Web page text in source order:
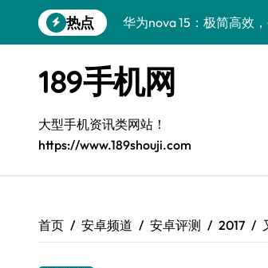
到
热点
华为nova 15：极简高效
iPhone 17e导购指南：简
华为nova15 Ultra：极简
真我GT8 Pro：极简首选
三星W26：极简设计，
极简之选：三星S26，高
189手机网
大型手机资讯类网站！
https://www.189shouji.com
首页 安卓频道 安卓评测 2017